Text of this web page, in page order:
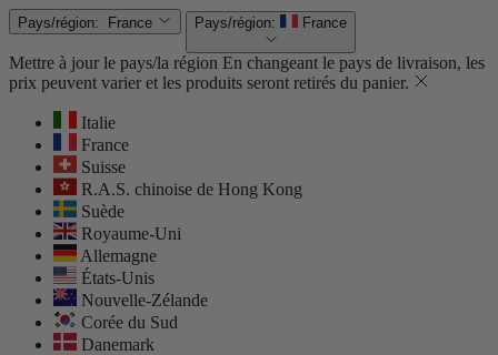
Pays/région: France Pays/région: France
Mettre à jour le pays/la région En changeant le pays de livraison, les
prix peuvent varier et les produits seront retirés du panier.
Italie
France
Suisse
R.A.S. chinoise de Hong Kong
Suède
Royaume-Uni
Allemagne
États-Unis
Nouvelle-Zélande
Corée du Sud
Danemark